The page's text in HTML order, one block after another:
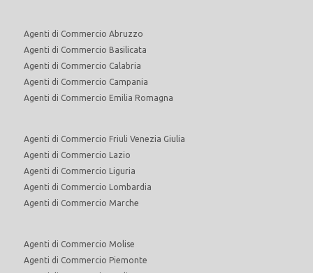
Agenti di Commercio Abruzzo
Agenti di Commercio Basilicata
Agenti di Commercio Calabria
Agenti di Commercio Campania
Agenti di Commercio Emilia Romagna
Agenti di Commercio Friuli Venezia Giulia
Agenti di Commercio Lazio
Agenti di Commercio Liguria
Agenti di Commercio Lombardia
Agenti di Commercio Marche
Agenti di Commercio Molise
Agenti di Commercio Piemonte